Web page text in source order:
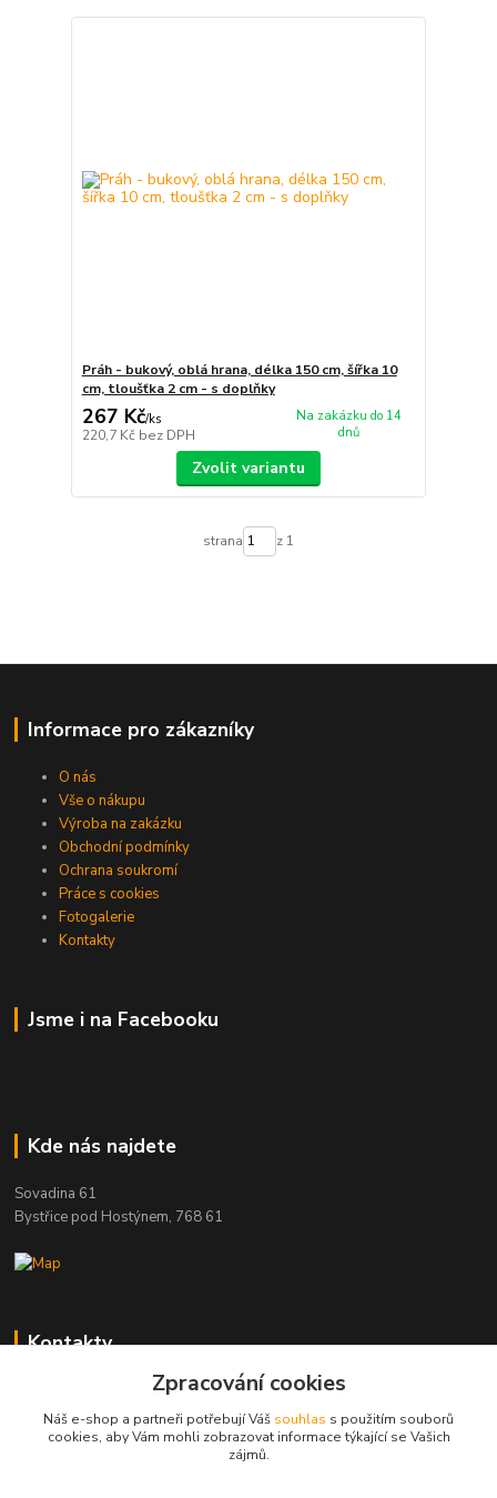
Práh - bukový, oblá hrana, délka 150 cm, šířka 10
cm, tloušťka 2 cm - s doplňky
267 Kč/ks
220,7 Kč bez DPH
Na zakázku do 14
dnů
Zvolit variantu
strana z 1
Informace pro zákazníky
O nás
Vše o nákupu
Výroba na zakázku
Obchodní podmínky
Ochrana soukromí
Práce s cookies
Fotogalerie
Kontakty
Jsme i na Facebooku
Kde nás najdete
Sovadina 61
Bystřice pod Hostýnem, 768 61
Kontakty
DŘEVOPRODUKT BEDNAŘÍK s.r.o.
+420 739 454 600
(Po-Pá, 7-15 hod.)
Zpracování cookies
Náš e-shop a partneři potřebují Váš souhlas s použitím souborů
cookies, aby Vám mohli zobrazovat informace týkající se Vašich
zájmů.